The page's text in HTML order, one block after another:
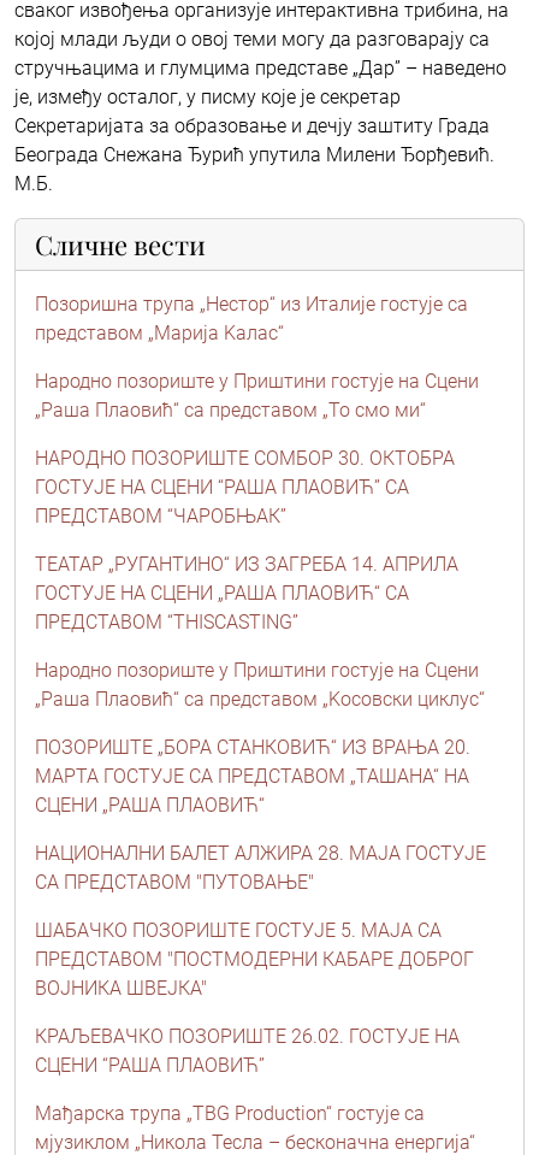
сваког извођења организује интерактивна трибина, на
којој млади људи о овој теми могу да разговарају са
стручњацима и глумцима представе „Дар” – наведено
је, између осталог, у писму које је секретар
Секретаријата за образовање и дечју заштиту Града
Београда Снежана Ђурић упутила Милени Ђорђевић.
М.Б.
Сличне вести
Позоришна трупа „Нестор“ из Италије гостује са
представом „Марија Kалас“
Народно позориште у Приштини гостује на Сцени
„Раша Плаовић“ са представом „То смо ми“
НАРОДНО ПОЗОРИШТЕ СОМБОР 30. ОКТОБРА
ГОСТУЈЕ НА СЦЕНИ “РАША ПЛАОВИЋ” СА
ПРЕДСТАВОМ “ЧАРОБЊАК”
ТЕАТАР „РУГАНТИНО“ ИЗ ЗАГРЕБА 14. АПРИЛА
ГОСТУЈЕ НА СЦЕНИ „РАША ПЛАОВИЋ“ СА
ПРЕДСТАВОМ “THISCASTING”
Народно позориште у Приштини гостује на Сцени
„Раша Плаовић“ са представом „Kосовски циклус“
ПОЗОРИШТЕ „БОРА СТАНКОВИЋ“ ИЗ ВРАЊА 20.
МАРТА ГОСТУЈЕ СА ПРЕДСТАВОМ „ТАШАНА“ НА
СЦЕНИ „РАША ПЛАОВИЋ“
НАЦИОНАЛНИ БАЛЕТ АЛЖИРА 28. МАЈА ГОСТУЈЕ
СА ПРЕДСТАВОМ "ПУТОВАЊЕ"
ШАБАЧКО ПОЗОРИШТЕ ГОСТУЈЕ 5. МАЈА СА
ПРЕДСТАВОМ "ПОСТМОДЕРНИ КАБАРЕ ДОБРОГ
ВОЈНИКА ШВЕЈКА"
КРАЉЕВАЧКО ПОЗОРИШТЕ 26.02. ГОСТУЈЕ НА
СЦЕНИ “РАША ПЛАОВИЋ”
Мађарска трупа „TBG Production“ гостује са
мјузиклом „Никола Тесла – бесконачна енергија“